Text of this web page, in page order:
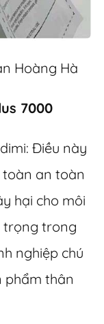
Hoàng Hà
7000
Điều này
an toàn
hại cho môi
trọng trong
nghiệp chú
phẩm thân